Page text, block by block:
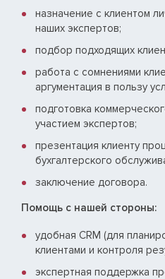
назначение с клиентом
наших экспертов;
подбор подходящих
работа с сомнениями
аргументация в пользу
подготовка
участием экспертов;
презентация клиенту
бухгалтерского
заключение договора.
Помощь с нашей стороны:
удобная CRM (для
клиентами и контроля
экспертная поддержка